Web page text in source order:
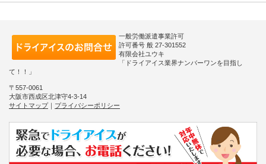
一般労働派遣事業許可
許可番号 般 27-301552
有限会社ユウキ
「ドライアイス業界ナンバーワンを目指し
て！！」
〒557-0061
大阪市西成区北津守4-3-14
サイトマップ｜ プライバシーポリシー